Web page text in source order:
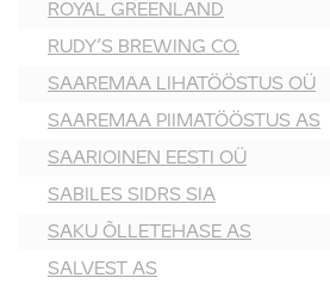
ROYAL GREENLAND
RUDY’S BREWING CO.
SAAREMAA LIHATÖÖSTUS OÜ
SAAREMAA PIIMATÖÖSTUS AS
SAARIOINEN EESTI OÜ
SABILES SIDRS SIA
SAKU ÕLLETEHASE AS
SALVEST AS